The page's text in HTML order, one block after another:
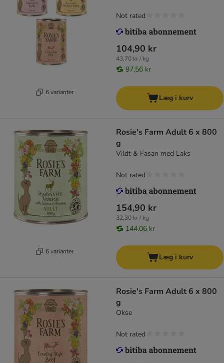
6 varianter
104,90 kr
43,70 kr / kg
97,56 kr
Not rated
Læg i kurv
6 varianter
Rosie's Farm Adult 6 x 800
g
Vildt & Fasan med Laks
154,90 kr
32,30 kr / kg
144,06 kr
Not rated
Læg i kurv
Rosie's Farm Adult 6 x 800
g
Okse
Not rated